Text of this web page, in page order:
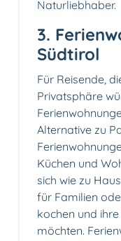
Naturliebhaber.
3.
Südtirol
Für Reisende,
Privatsphäre
Alternative zu
Küchen und
sich wie zu
für Familien
kochen und
möchten.